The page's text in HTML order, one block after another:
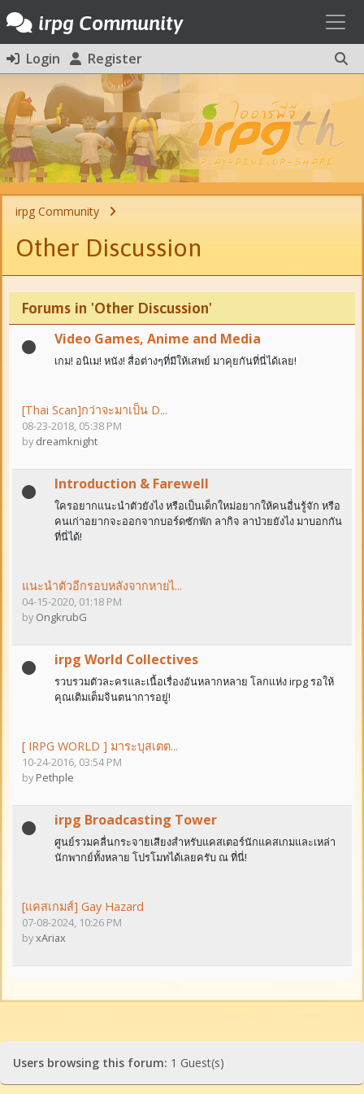
irpg Community
Login Register
irpg Community
Other Discussion
Forums in 'Other Discussion'
Video Games, Anime and Media
เกม! อนิเม! หนัง! สื่อต่างๆที่มีให้เสพย์ มาคุยกันที่นี่ได้เลย!
[Thai Scan]กว่าจะมาเป็น D...
08-23-2018, 05:38 PM
by dreamknight
Introduction & Farewell
ใครอยากแนะนำตัวยังไง หรือเป็นเด็กใหม่อยากให้คนอื่นรู้จัก หรือ
คนเก่าอยากจะออกจากบอร์ดซักพัก ลากิจ ลาป่วยยังไง มาบอกกัน
ที่นี่ได้!
แนะนำตัวอีกรอบหลังจากหายไ...
04-15-2020, 01:18 PM
by OngkrubG
irpg World Collectives
รวบรวมตัวละครและเนื้อเรื่องอันหลากหลาย โลกแห่ง irpg รอให้
คุณเติมเต็มจินตนาการอยู่!
[ IRPG WORLD ] มาระบุสเตต...
10-24-2016, 03:54 PM
by Pethple
irpg Broadcasting Tower
ศูนย์รวมคลื่นกระจายเสียงสำหรับแคสเตอร์นักแคสเกมและเหล่า
นักพากย์ทั้งหลาย โปรโมทได้เลยครับ ณ ที่นี่!
[แคสเกมส์] Gay Hazard
07-08-2024, 10:26 PM
byxAriax
Users browsing this forum: 1 Guest(s)